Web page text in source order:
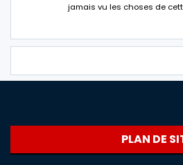
jamais vu les choses de
PLAN DE